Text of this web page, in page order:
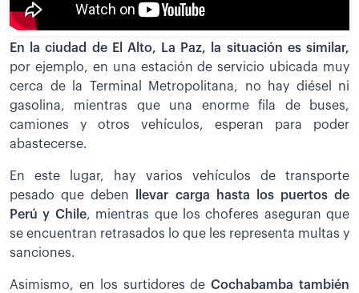
En la ciudad de El Alto, La Paz, la situación es similar,
por ejemplo, en una estación de servicio ubicada muy
cerca de la Terminal Metropolitana, no hay diésel ni
gasolina, mientras que una enorme fila de buses,
camiones y otros vehículos, esperan para poder
abastecerse.
En este lugar, hay varios vehículos de transporte
pesado que deben
llevar carga hasta los puertos de
Perú y Chile, mientras que los choferes aseguran que
se encuentran retrasados lo que les representa multas y
sanciones.
Asimismo, en los surtidores de Cochabamba también